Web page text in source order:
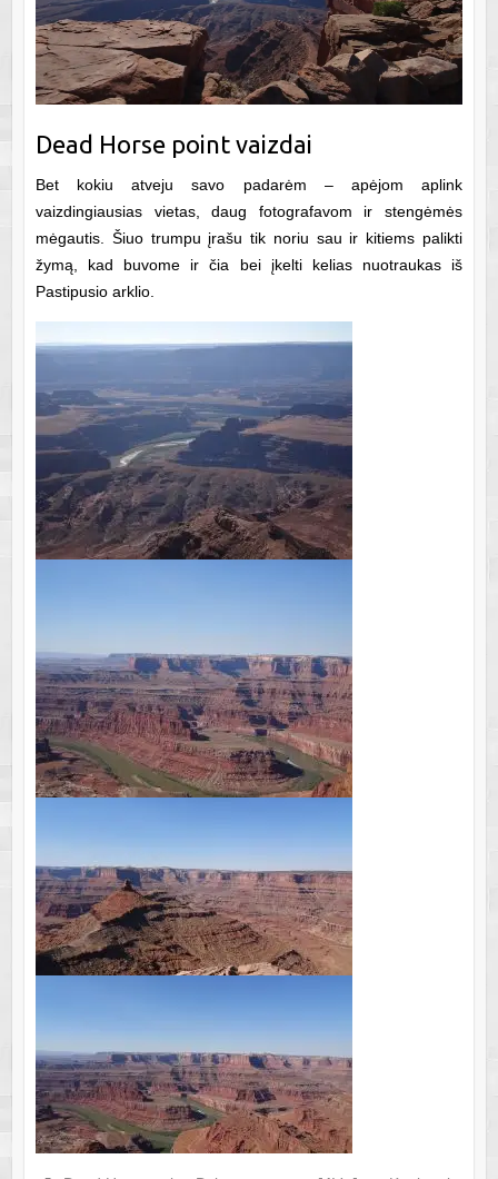
Dead Horse point vaizdai
Bet kokiu atveju savo padarėm – apėjom aplink
vaizdingiausias vietas, daug fotografavom ir stengėmės
mėgautis. Šiuo trumpu įrašu tik noriu sau ir kitiems palikti
žymą, kad buvome ir čia bei įkelti kelias nuotraukas iš
Pastipusio arklio.